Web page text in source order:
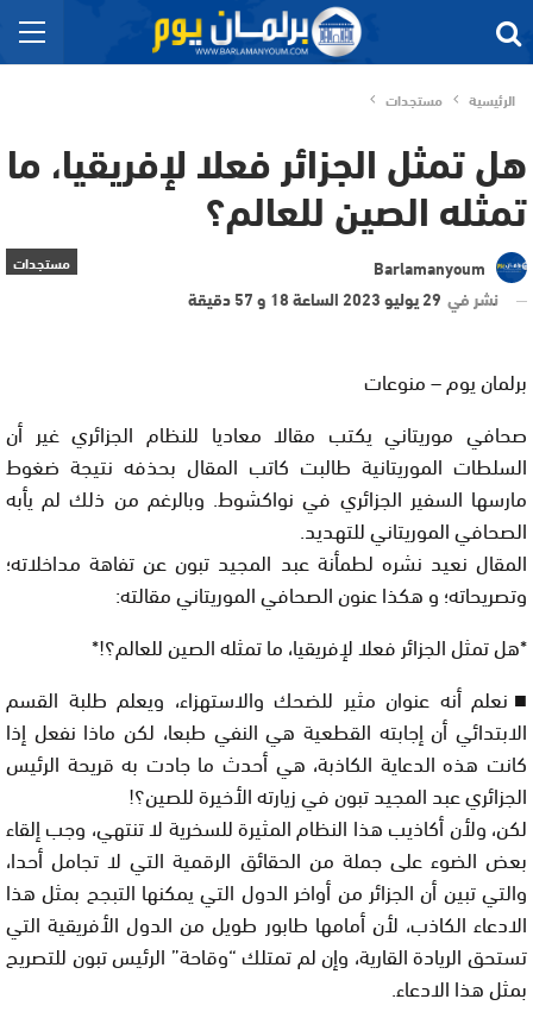
الرئيسية مستجدات
هل تمثل الجزائر فعلا لإفريقيا، ما
تمثله الصين للعالم؟
مستجدات
Barlamanyoum
نشر في 29 يوليو 2023 الساعة 18 و 57 دقيقة
برلمان يوم – منوعات
صحافي موريتاني يكتب مقالا معاديا للنظام الجزائري غير أن
السلطات الموريتانية طالبت كاتب المقال بحذفه نتيجة ضغوط
مارسها السفير الجزائري في نواكشوط. وبالرغم من ذلك لم يأبه
الصحافي الموريتاني للتهديد.
المقال نعيد نشره لطمأنة عبد المجيد تبون عن تفاهة مداخلاته؛
وتصريحاته؛ و هكذا عنون الصحافي الموريتاني مقالته:
*هل تمثل الجزائر فعلا لإفريقيا، ما تمثله الصين للعالم؟!*
■نعلم أنه عنوان مثير للضحك والاستهزاء، ويعلم طلبة القسم
الابتدائي أن إجابته القطعية هي النفي طبعا، لكن ماذا نفعل إذا
كانت هذه الدعاية الكاذبة، هي أحدث ما جادت به قريحة الرئيس
الجزائري عبد المجيد تبون في زيارته الأخيرة للصين؟!
لكن، ولأن أكاذيب هذا النظام المثيرة للسخرية لا تنتهي، وجب إلقاء
بعض الضوء على جملة من الحقائق الرقمية التي لا تجامل أحدا،
والتي تبين أن الجزائر من أواخر الدول التي يمكنها التبجح بمثل هذا
الادعاء الكاذب، لأن أمامها طابور طويل من الدول الأفريقية التي
تستحق الريادة القارية، وإن لم تمتلك “وقاحة” الرئيس تبون للتصريح
بمثل هذا الادعاء.